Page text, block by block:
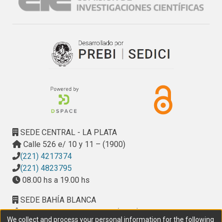
SEDE CENTRAL - LA PLATA
Calle 526 e/ 10 y 11 – (1900)
(221) 4217374
(221) 4823795
08.00 hs a 19.00 hs
SEDE BAHÍA BLANCA
Calle Ciudad de Cali 320 – (8000). Universidad
We collect and process your personal information for the following